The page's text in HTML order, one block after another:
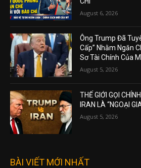
August 6, 2026
Ông Trump Đã
Cấp” Nhằm Ngăn
Sơ Tài Chính Của
August 5, 2026
THẾ GIỚI GỌI
IRAN LÀ “NGOẠI
August 5, 2026
BÀI VIẾT MỚI NHẤT